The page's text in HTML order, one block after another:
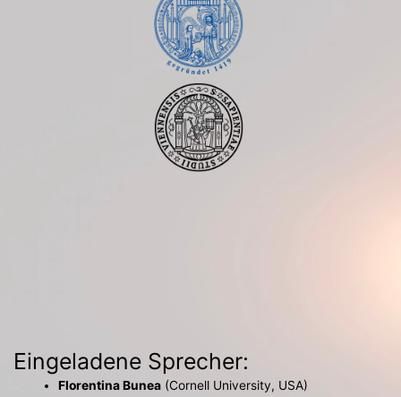
Eingeladene Sprecher:
Florentina Bunea (Cornell University, USA)